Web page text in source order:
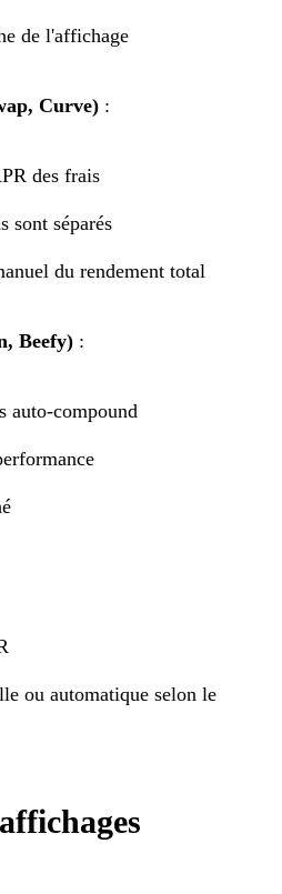
de l'affichage
Curve) :
des frais
sont séparés
du rendement total
Beefy) :
auto-compound
ou automatique selon le